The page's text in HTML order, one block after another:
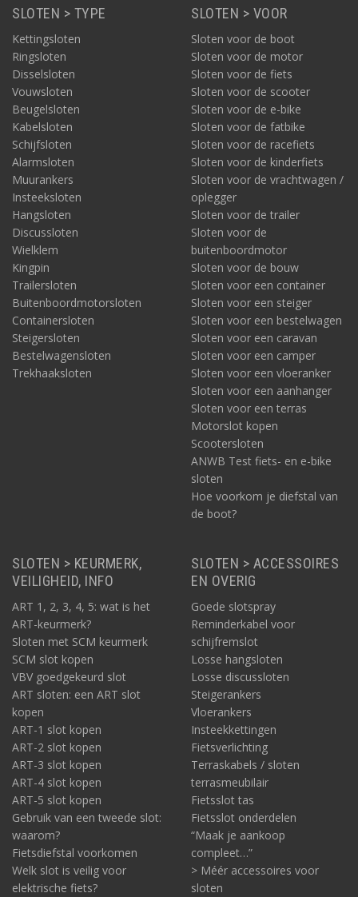
SLOTEN > TYPE
Kettingsloten
Ringsloten
Disselsloten
Vouwsloten
Beugelsloten
Kabelsloten
Schijfsloten
Alarmsloten
Muurankers
Insteeksloten
Hangsloten
Discussloten
Wielklem
Kingpin
Trailersloten
Buitenboordmotorsloten
Containersloten
Steigersloten
Bestelwagensloten
Trekhaaksloten
SLOTEN > VOOR
Sloten voor de boot
Sloten voor de motor
Sloten voor de fiets
Sloten voor de scooter
Sloten voor de e-bike
Sloten voor de fatbike
Sloten voor de racefiets
Sloten voor de kinderfiets
Sloten voor de vrachtwagen /
oplegger
Sloten voor de trailer
Sloten voor de
buitenboordmotor
Sloten voor de bouw
Sloten voor een container
Sloten voor een steiger
Sloten voor een bestelwagen
Sloten voor een caravan
Sloten voor een camper
Sloten voor een vloeranker
Sloten voor een aanhanger
Sloten voor een terras
Motorslot kopen
Scootersloten
ANWB Test fiets- en e-bike
sloten
Hoe voorkom je diefstal van
de boot?
SLOTEN > KEURMERK,
VEILIGHEID, INFO
ART 1, 2, 3, 4, 5: wat is het
ART-keurmerk?
Sloten met SCM keurmerk
SCM slot kopen
VBV goedgekeurd slot
ART sloten: een ART slot
kopen
ART-1 slot kopen
ART-2 slot kopen
ART-3 slot kopen
ART-4 slot kopen
ART-5 slot kopen
Gebruik van een tweede slot:
waarom?
Fietsdiefstal voorkomen
Welk slot is veilig voor
elektrische fiets?
SLOTEN > ACCESSOIRES
EN OVERIG
Goede slotspray
Reminderkabel voor
schijfremslot
Losse hangsloten
Losse discussloten
Steigerankers
Vloerankers
Insteekkettingen
Fietsverlichting
Terraskabels / sloten
terrasmeubilair
Fietsslot tas
Fietsslot onderdelen
“Maak je aankoop
compleet…”
> Méér accessoires voor
sloten